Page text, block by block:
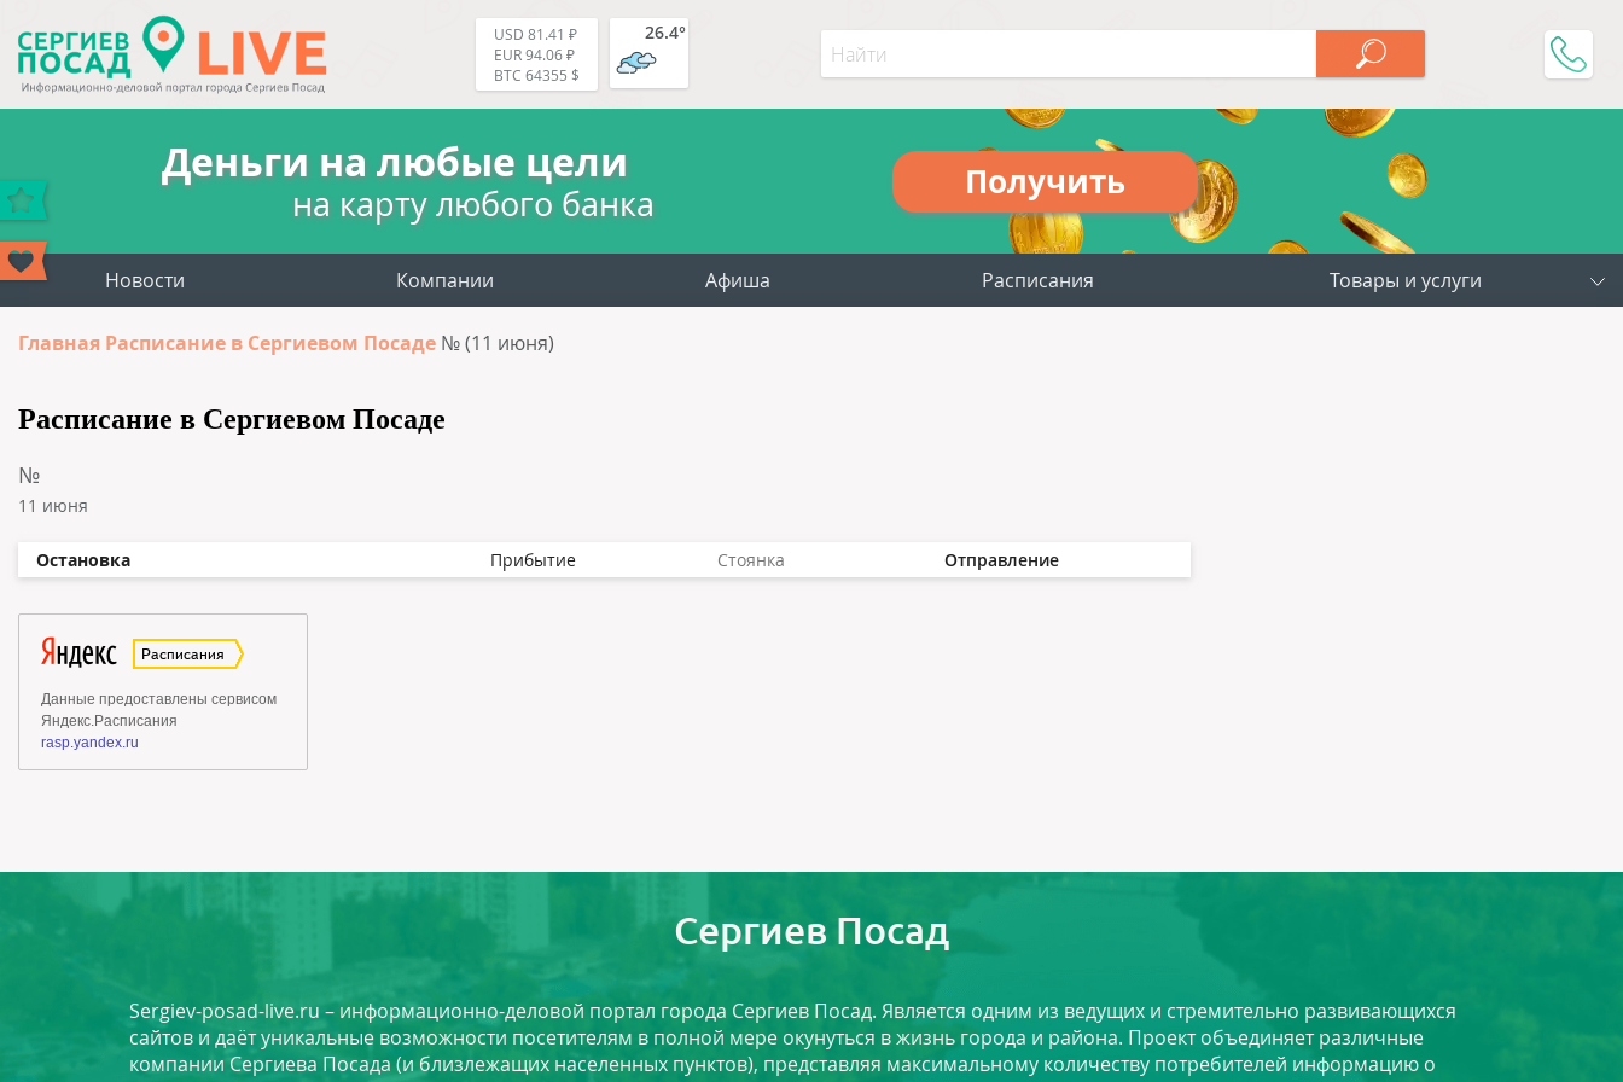
USD 81.41 ₽
EUR 94.06 ₽
BTC 64355 $
26.4°
Деньги на любые цели
на карту любого банка
Получить
Новости Компании Афиша Расписания Товары и услуги
Главная Расписание в Сергиевом Посаде № (11 июня)
Расписание в Сергиевом Посаде
№
11 июня
Остановка Прибытие Стоянка Отправление
Сергиев Посад
Sergiev-posad-live.ru – информационно-деловой портал города Сергиев Посад. Является одним из ведущих и стремительно развивающихся
сайтов и даёт уникальные возможности посетителям в полной мере окунуться в жизнь города и района. Проект объединяет различные
компании Сергиева Посада (и близлежащих населенных пунктов), представляя максимальному количеству потребителей информацию о